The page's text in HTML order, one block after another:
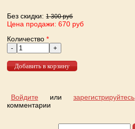
Без скидки:1 300 руб
Цена продажи: 670 руб
Количество*
Войдите илизарегистрируйтесь
комментарии